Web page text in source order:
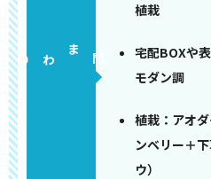
門まわり
植栽
宅配BOXや
モダン調
植栽：アオ
ンベリー＋
ウ）